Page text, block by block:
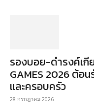
รองบอย-ดำรงค์เกี
GAMES 2026 ต้อ
และครอบครัว
28 กรกฎาคม 2026